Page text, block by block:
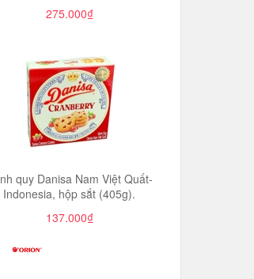
275.000₫
quy Danisa Nam Việt Quất-
Indonesia, hộp sắt (405g).
137.000₫